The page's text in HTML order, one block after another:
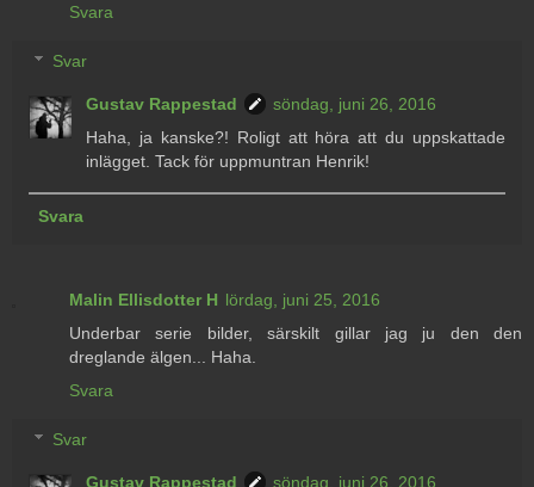
Svara
Svar
Gustav Rappestad
söndag, juni 26, 2016
Haha, ja kanske?! Roligt att höra att du uppskattade
inlägget. Tack för uppmuntran Henrik!
Svara
Malin Ellisdotter H lördag, juni 25, 2016
Underbar serie bilder, särskilt gillar jag ju den den
dreglande älgen... Haha.
Svara
Svar
Gustav Rappestad
söndag, juni 26, 2016